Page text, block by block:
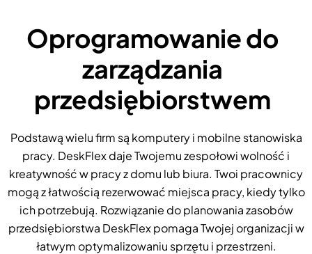
Oprogramowanie do
zarządzania
przedsiębiorstwem
Podstawą wielu firm są komputery i mobilne stanowiska
pracy. DeskFlex daje Twojemu zespołowi wolność i
kreatywność w pracy z domu lub biura. Twoi pracownicy
mogą z łatwością rezerwować miejsca pracy, kiedy tylko
ich potrzebują. Rozwiązanie do planowania zasobów
przedsiębiorstwa DeskFlex pomaga Twojej organizacji w
łatwym optymalizowaniu sprzętu i przestrzeni.